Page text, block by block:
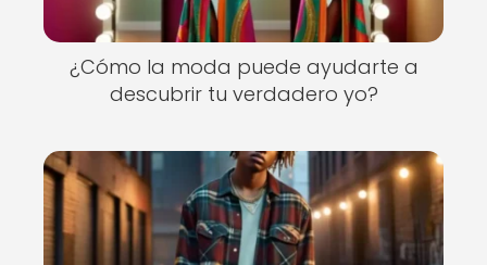
¿Cómo la moda puede ayudarte a
descubrir tu verdadero yo?